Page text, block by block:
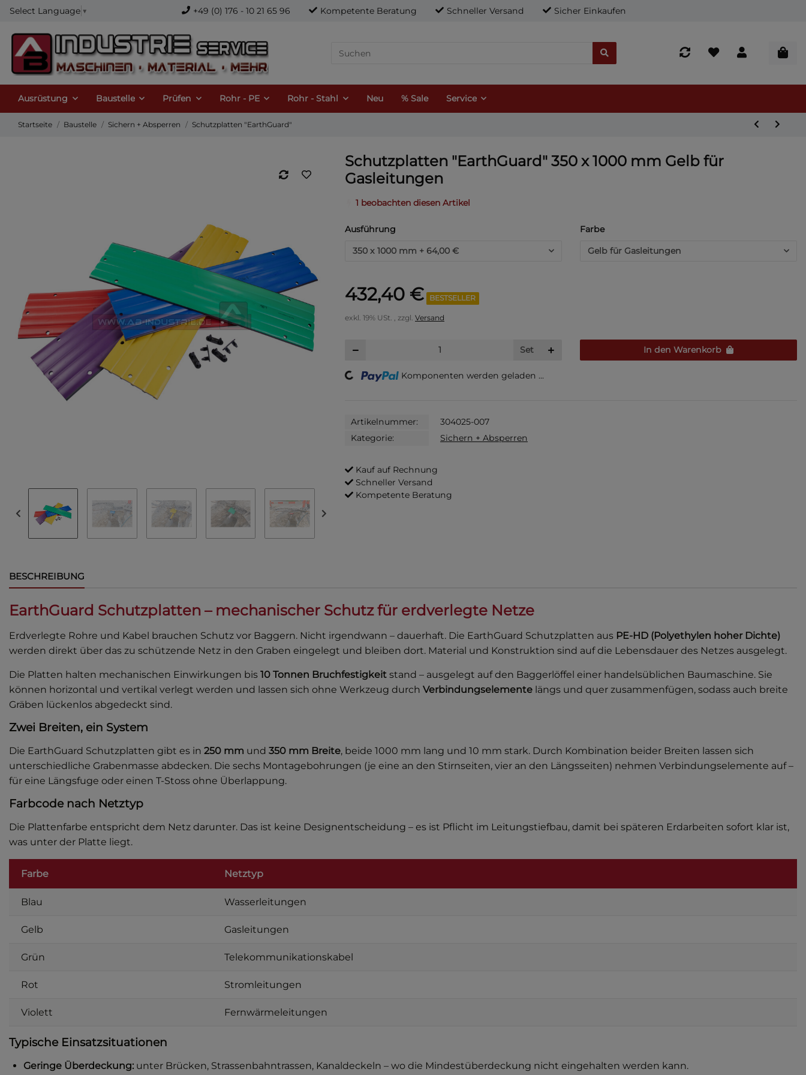
Select Language ▼ +49 (0) 176 - 10 21 65 96 Kompetente Beratung Schneller Versand Sicher Einkaufen
Ausrüstung Baustelle Prüfen Rohr - PE Rohr - Stahl Neu % Sale Service
Startseite Baustelle Sichern + Absperren Schutzplatten "EarthGuard"
Schutzplatten "EarthGuard" 350 x 1000 mm Gelb für
Gasleitungen
1 beobachten diesen Artikel
Ausführung
350 x 1000 mm + 64,00 €
Farbe
Gelb für Gasleitungen
432,40 € BESTSELLER
exkl. 19% USt. , zzgl. Versand
Set In den Warenkorb
Loading... Komponenten werden geladen ...
Artikelnummer:
304025-007
Kategorie:
Sichern + Absperren
Kauf auf Rechnung
Schneller Versand
Kompetente Beratung
BESCHREIBUNG
EarthGuard Schutzplatten – mechanischer Schutz für erdverlegte Netze
Erdverlegte Rohre und Kabel brauchen Schutz vor Baggern. Nicht irgendwann – dauerhaft. Die EarthGuard Schutzplatten aus PE-HD (Polyethylen hoher Dichte)
werden direkt über das zu schützende Netz in den Graben eingelegt und bleiben dort. Material und Konstruktion sind auf die Lebensdauer des Netzes ausgelegt.
Die Platten halten mechanischen Einwirkungen bis 10 Tonnen Bruchfestigkeit stand – ausgelegt auf den Baggerlöffel einer handelsüblichen Baumaschine. Sie
können horizontal und vertikal verlegt werden und lassen sich ohne Werkzeug durch Verbindungselemente längs und quer zusammenfügen, sodass auch breite
Gräben lückenlos abgedeckt sind.
Zwei Breiten, ein System
Die EarthGuard Schutzplatten gibt es in 250 mm und 350 mm Breite, beide 1000 mm lang und 10 mm stark. Durch Kombination beider Breiten lassen sich
unterschiedliche Grabenmasse abdecken. Die sechs Montagebohrungen (je eine an den Stirnseiten, vier an den Längsseiten) nehmen Verbindungselemente auf –
für eine Längsfuge oder einen T-Stoss ohne Überlappung.
Farbcode nach Netztyp
Die Plattenfarbe entspricht dem Netz darunter. Das ist keine Designentscheidung – es ist Pflicht im Leitungstiefbau, damit bei späteren Erdarbeiten sofort klar ist,
was unter der Platte liegt.
Farbe Netztyp
Blau Wasserleitungen
Gelb Gasleitungen
Grün Telekommunikationskabel
Rot Stromleitungen
Violett Fernwärmeleitungen
Typische Einsatzsituationen
Geringe Überdeckung: unter Brücken, Strassenbahntrassen, Kanaldeckeln – wo die Mindestüberdeckung nicht eingehalten werden kann.